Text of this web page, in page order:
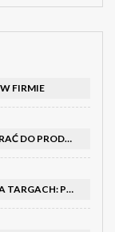
FIRMIE
RODZAJE FALCAREK I BIGÓWEK: JAKIE WYBRAĆ DO PRODUKCJI?
JAK SKUTECZNIE PROWADZIĆ HOSTESSY NA TARGACH: PORADNIK I SZKOLENIA